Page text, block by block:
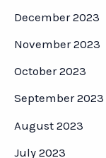
December 2023
November 2023
October 2023
September 2023
August 2023
July 2023